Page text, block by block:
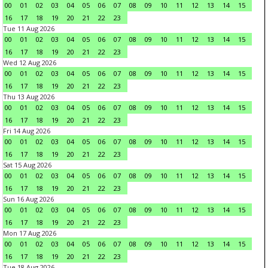
00 01 02 03 04 05 06 07 08 09 10 11 12 13 14
15
16
17 18 19 20 21 22
23
Tue 11 Aug 2026
00
01 02 03 04 05 06 07 08 09 10 11 12 13 14
15
16
17 18 19 20 21 22
23
Wed 12 Aug 2026
00
01 02 03 04 05 06 07 08 09 10 11 12 13 14
15
16
17 18 19 20 21 22
23
Thu 13 Aug 2026
00
01 02 03 04 05 06 07 08 09 10 11 12 13 14
15
16
17 18 19 20 21 22
23
Fri 14 Aug 2026
00
01 02 03 04 05 06 07 08 09 10 11 12 13 14
15
16
17 18 19 20 21 22
23
Sat 15 Aug 2026
00
01 02 03 04 05 06 07 08 09 10 11 12 13 14
15
16
17 18 19 20 21 22
23
Sun 16 Aug 2026
00
01 02 03 04 05 06 07 08 09 10 11 12 13 14
15
16
17 18 19 20 21 22
23
Mon 17 Aug 2026
00
01 02 03 04 05 06 07 08 09 10 11 12 13 14
15
16
17 18 19 20 21 22
23